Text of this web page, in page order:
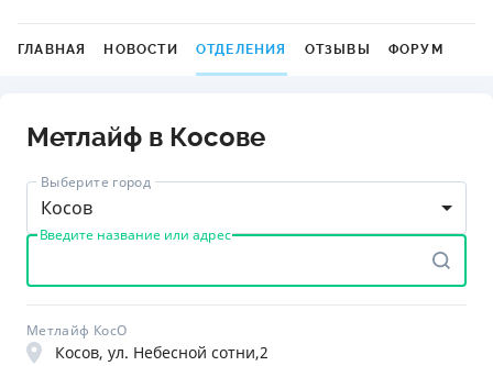
ГЛАВНАЯ НОВОСТИ ОТДЕЛЕНИЯ ОТЗЫВЫ ФОРУМ
Метлайф в Косове
Выберите город
Косов
Введите название или адрес
Метлайф КосО
Косов, ул. Небесной сотни,2